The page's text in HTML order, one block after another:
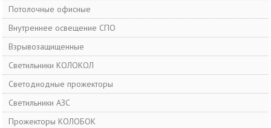
Потолочные офисные
Внутреннее освещение СПО
Взрывозащищенные
Светильники КОЛОКОЛ
Cветодиодные прожекторы
Светильники АЗС
Прожекторы КОЛОБОК